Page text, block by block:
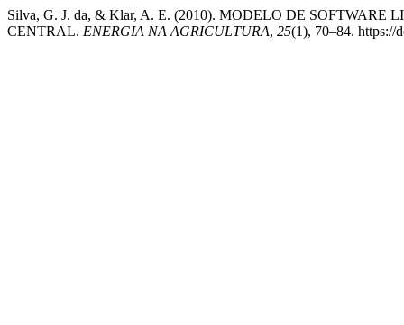
Silva, G. J. da, & Klar, A. E. (2010). MODELO DE
CENTRAL. ENERGIA NA AGRICULTURA, 25(1), 70–84. https://